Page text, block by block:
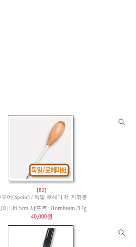
[82]
포어(Spohr) / 독일 로헤마 社 지휘봉
이: 36.5cm 샤프트: Hornbeam /14g
40,000원